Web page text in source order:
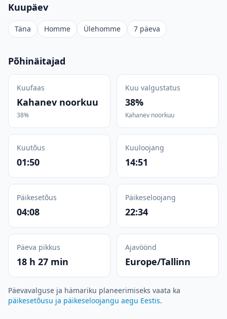
Kuupäev
Täna Homme Ülehomme 7 päeva
Põhinäitajad
Kuufaas
Kahanev noorkuu
38%
Kuu valgustatus
38%
Kahanev noorkuu
Kuutõus
01:50
Kuuloojang
14:51
Päikesetõus
04:08
Päikeseloojang
22:34
Päeva pikkus
18 h 27 min
Ajavöönd
Europe/Tallinn
Päevavalguse ja hämariku planeerimiseks vaata ka
päikesetõusu ja päikeseloojangu aegu Eestis.